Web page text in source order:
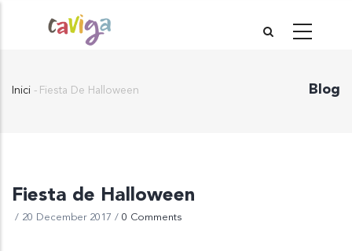
Blog
Inici - Fiesta De Halloween
Fiesta de Halloween
/ 20 December 2017 / 0 Comments